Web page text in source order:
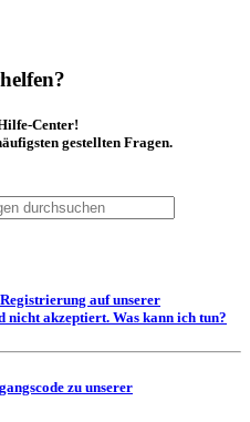
Center!
gestellten Fragen.
auf unserer
akzeptiert. Was kann ich tun?
zu unserer